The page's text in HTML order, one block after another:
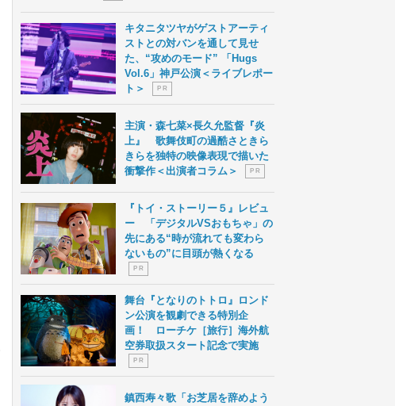
キタニタツヤがゲストアーティ
ストとの対バンを通して見せ
た、“攻めのモード” 「Hugs
Vol.6」神戸公演＜ライブレポー
ト＞
P R
主演・森七菜×長久允監督『炎
上』 歌舞伎町の過酷さときら
きらを独特の映像表現で描いた
衝撃作＜出演者コラム＞
P R
『トイ・ストーリー５』レビュ
ー 「デジタルVSおもちゃ」の
先にある“時が流れても変わら
ないもの”に目頭が熱くなる
P R
舞台『となりのトトロ』ロンド
ン公演を観劇できる特別企
画！ ローチケ［旅行］海外航
空券取扱スタート記念で実施
P R
鎮西寿々歌「お芝居を辞めよう